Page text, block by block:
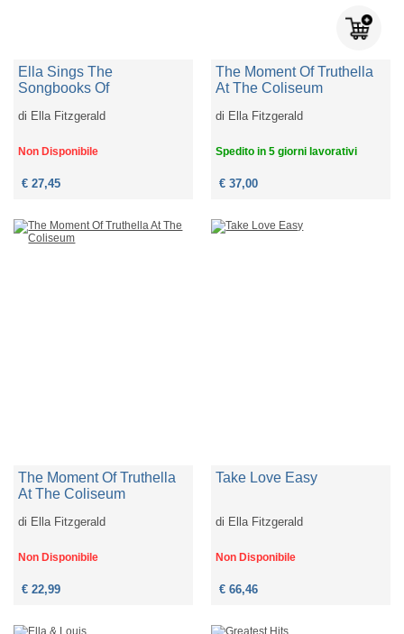
Ella Sings The
Songbooks Of
di Ella Fitzgerald
Non Disponibile
€ 27,45
The Moment Of Truthella
At The Coliseum
di Ella Fitzgerald
Spedito in 5 giorni lavorativi
€ 37,00
The Moment Of Truthella
At The Coliseum
di Ella Fitzgerald
Non Disponibile
€ 22,99
Take Love Easy
di Ella Fitzgerald
Non Disponibile
€ 66,46